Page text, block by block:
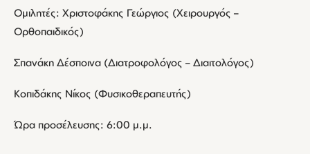
Ομιλητές: Χριστοφάκης Γεώργιος (Χειρουργός –
Ορθοπαιδικός)
Σπανάκη Δέσποινα (Διατροφολόγος – Διαιτολόγος)
Κοπιδάκης Νίκος (Φυσικοθεραπευτής)
Ώρα προσέλευσης: 6:00 μ.μ.